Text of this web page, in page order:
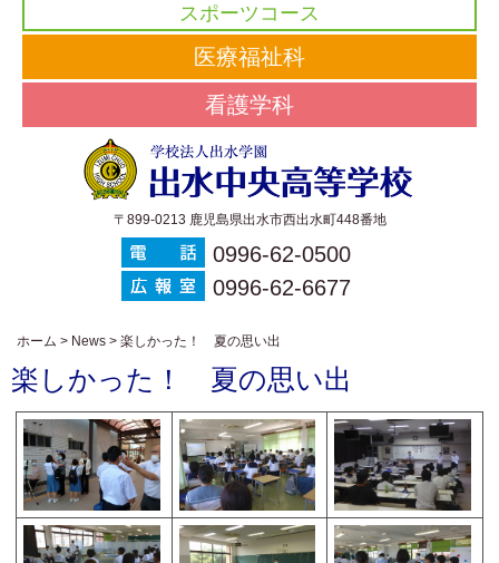
スポーツコース
医療福祉科
看護学科
〒899-0213 鹿児島県出水市西出水町448番地
0996-62-0500
0996-62-6677
ホーム > News > 楽しかった！ 夏の思い出
楽しかった！ 夏の思い出